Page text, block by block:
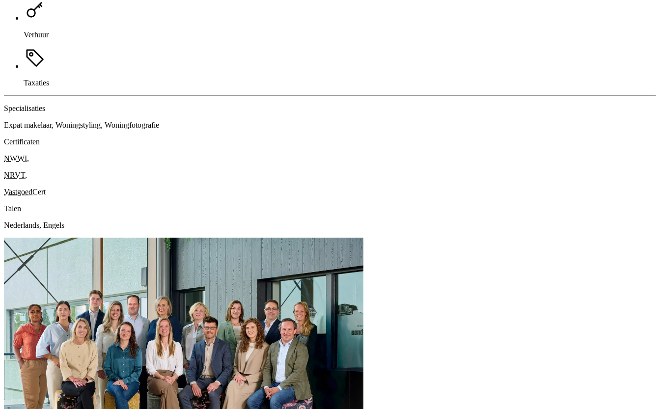
Verhuur
Taxaties
Specialisaties
Expat makelaar, Woningstyling, Woningfotografie
Certificaten
NWWI,
NRVT,
VastgoedCert
Talen
Nederlands, Engels